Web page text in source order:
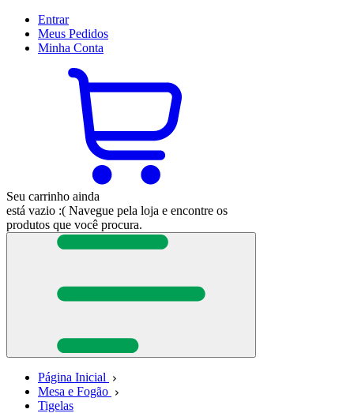
Entrar
Meus Pedidos
Minha Conta
Seu carrinho ainda
está vazio :( Navegue pela loja e encontre os
produtos que você procura.
Página Inicial
Mesa e Fogão
Tigelas